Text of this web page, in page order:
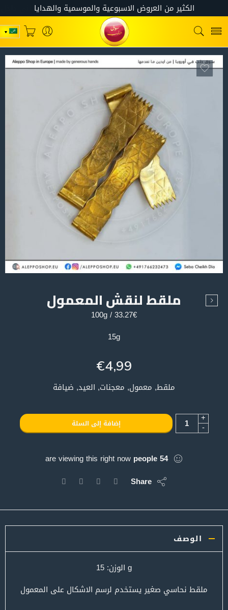
ملقط لنقش المعمول
33.27€ / 100g
15g
€4,99
ملقط, معمول, معجنات, العيد, ضيافة
+
- إضافة إلى السلة
54
people
are viewing this right now
Share
الوصف
g الوزن: 15
ملقط نحاسي صغير يستخدم لرسم الاشكال على المعمول